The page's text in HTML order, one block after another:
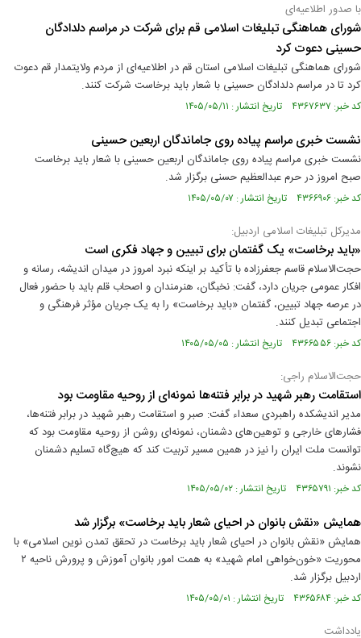
با صدور اطلاعیه‌ای
شورای هماهنگی تبلیغات اسلامی قم برای شرکت در مراسم دلدادگان
حسینی دعوت کرد
شورای هماهنگی تبلیغات اسلامی استان قم در اطلاعیه‌ای از مردم ولایتمدار قم دعوت
کرد تا در مراسم دلدادگان حسینی با شعار باید برخاست شرکت کنند.
کد خبر: ۴۳۶۷۶۳۷ تاریخ انتشار : ۱۴۰۵/۰۵/۱۱
نشست خبری مراسم پیاده روی جاماندگان اربعین حسینی
نشست خبری مراسم پیاده روی جاماندگان اربعین حسینی با شعار باید برخاست
صبح امروز در حرم عبدالعظیم حسنی برگزار شد.
کد خبر: ۴۳۶۶۹۰۶ تاریخ انتشار : ۱۴۰۵/۰۵/۰۷
مدیرکل تبلیغات اسلامی اردبیل:
«باید برخاست» یک گفتمان برای تبیین و جهاد فکری است
حجت‌الاسلام قاسم جعفرزاده با تأکید بر اینکه نبرد امروز در میدان اندیشه، رسانه و
افکار عمومی جریان دارد، گفت: نخبگان، هنرمندان و اصحاب قلم باید با حضور فعال
در عرصه جهاد تبیین، گفتمان «باید برخاست» را به یک جریان مؤثر فرهنگی و
اجتماعی تبدیل کنند.
کد خبر: ۴۳۶۶۵۵۶ تاریخ انتشار : ۱۴۰۵/۰۵/۰۵
حجت‌الاسلام راجی:
استقامت رهبر شهید در برابر فتنه‌ها نمونه‌ای از روحیه مقاومت بود
مدیر اندیشکده راهبردی سعداء گفت: صبر و استقامت رهبر شهید در برابر فتنه‌ها،
فشار‌های خارجی و توهین‌های دشمنان، نمونه‌ای روشن از روحیه مقاومت بود که
توانست ملت ایران را نیز در همین مسیر تربیت کند که هیچ‌گاه تسلیم دشمنان
نشوند.
کد خبر: ۴۳۶۵۷۹۱ تاریخ انتشار : ۱۴۰۵/۰۵/۰۲
همایش «نقش بانوان در احیای شعار باید برخاست» برگزار شد
همایش «نقش بانوان در احیای شعار باید برخاست در تحقق تمدن نوین اسلامی» با
محوریت «خون‌خواهی امام شهید» به همت امور بانوان آموزش و پرورش ناحیه ۲
اردبیل برگزار شد.
کد خبر: ۴۳۶۵۶۸۴ تاریخ انتشار : ۱۴۰۵/۰۵/۰۱
یادداشت